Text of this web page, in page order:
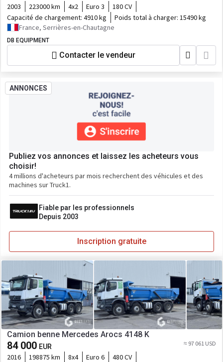
2003 223000 km 4x2 Euro 3
180 CV
Capacité de chargement: 4910 kg Poids total à charger: 15490 kg
France, Serrières-en-Chautagne
DB EQUIPMENT
Contacter le vendeur
ANNONCES
Publiez vos annonces et laissez les acheteurs vous
choisir!
4 millions d'acheteurs par mois recherchent des véhicules et des
machines sur Truck1.
Fiable par les professionnels
Depuis 2003
Inscription gratuite
Camion benne Mercedes Arocs 4148 K
84 000 EUR ≈ 97 061 USD
2016 198875 km 8x4 Euro 6
480 CV